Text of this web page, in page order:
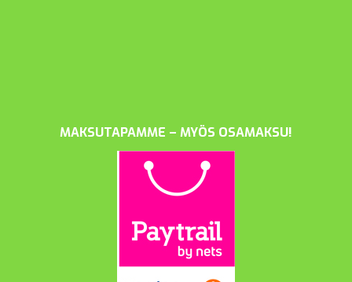
MAKSUTAPAMME – MYÖS OSAMAKSU!